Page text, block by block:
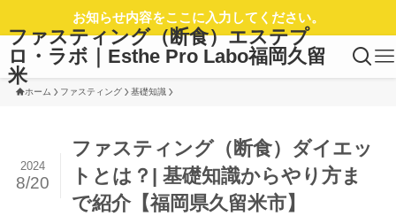
お知らせ内容をここに入力してください。
ファスティング（断食）エステプ
ロ・ラボ｜Esthe Pro Labo福岡久留
米
ホーム ファスティング 基礎知識
ファスティング（断食）ダイエッ
トとは？| 基礎知識からやり方ま
で紹介【福岡県久留米市】
2024
8/20